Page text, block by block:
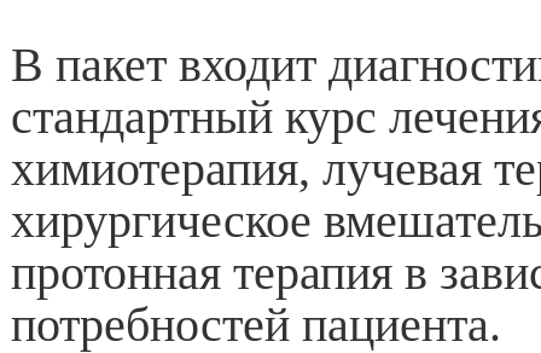
В пакет входит
стандартный курс
химиотерапия, лучевая
хирургическое
протонная терапия в
потребностей пациента.